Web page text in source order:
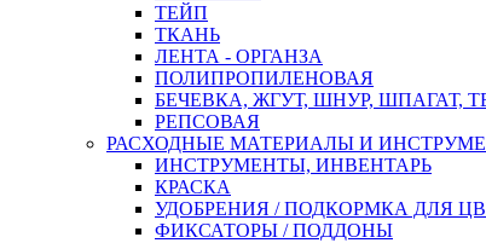
ТЕЙП
ТКАНЬ
ЛЕНТА - ОРГАНЗА
ПОЛИПРОПИЛЕНОВАЯ
БЕЧЕВКА, ЖГУТ, ШНУР, ШПАГАТ,
РЕПСОВАЯ
РАСХОДНЫЕ МАТЕРИАЛЫ И
ИНСТРУМЕНТЫ, ИНВЕНТАРЬ
КРАСКА
УДОБРЕНИЯ / ПОДКОРМКА ДЛЯ
ФИКСАТОРЫ / ПОДДОНЫ